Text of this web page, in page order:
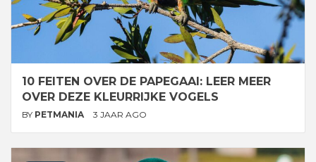
10 FEITEN OVER DE PAPEGAAI: LEER MEER
OVER DEZE KLEURRIJKE VOGELS
BY PETMANIA 3 JAAR AGO